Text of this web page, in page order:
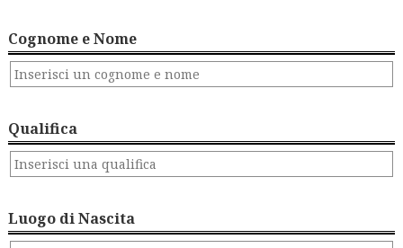
Cognome e Nome
Qualifica
Luogo di Nascita